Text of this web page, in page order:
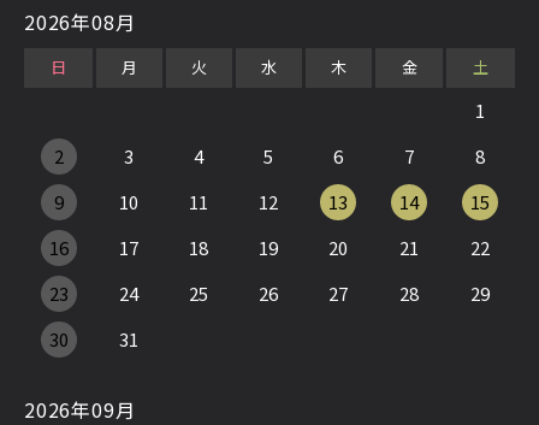
2026年08月
日 月 火 水 木 金 土
1
2
3 4 5 6 7
8
9
10 11 12 13 14
15
16
17 18 19 20 21
22
23
24 25 26 27 28
29
30
31
2026年09月